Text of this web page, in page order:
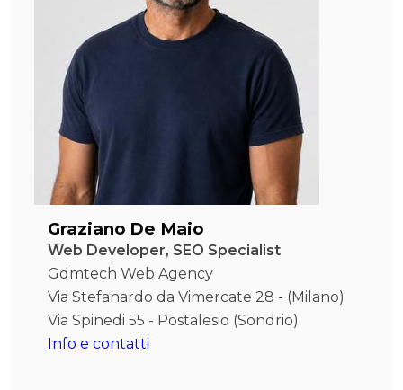
Graziano De Maio
Web Developer, SEO Specialist
Gdmtech Web Agency
Via Stefanardo da Vimercate 28 - (Milano)
Via Spinedi 55 - Postalesio (Sondrio)
Info e contatti